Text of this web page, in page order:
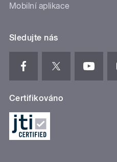
Mobilní aplikace
Sledujte nás
Certifikováno